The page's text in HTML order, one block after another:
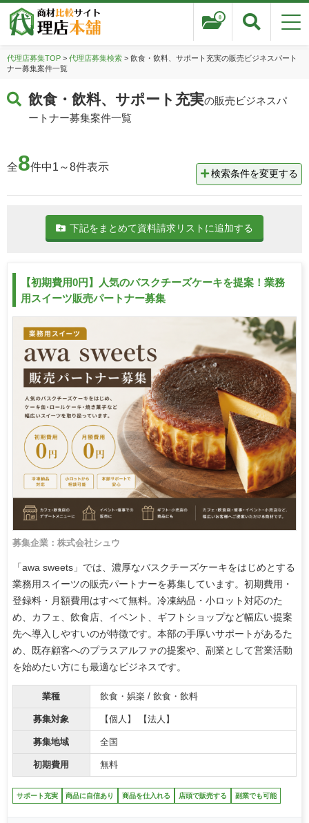
0
代理店募集TOP> 代理店募集検索> 飲食・飲料、サポート充実の販売ビジネスパート
ナー募集案件一覧
飲食・飲料、サポート充実の販売ビジネスパ
ートナー募集案件一覧
全8件中1～8件表示
検索条件を変更する
下記をまとめて資料請求リストに追加する
【初期費用0円】人気のバスクチーズケーキを提案！業務
用スイーツ販売パートナー募集
募集企業：株式会社シュウ
「awa sweets」では、濃厚なバスクチーズケーキをはじめとする
業務用スイーツの販売パートナーを募集しています。初期費用・
登録料・月額費用はすべて無料。冷凍納品・小ロット対応のた
め、カフェ、飲食店、イベント、ギフトショップなど幅広い提案
先へ導入しやすいのが特徴です。本部の手厚いサポートがあるた
め、既存顧客へのプラスアルファの提案や、副業として営業活動
を始めたい方にも最適なビジネスです。
業種 飲食・娯楽 / 飲食・飲料
募集対象 【個人】 【法人】
募集地域 全国
初期費用 無料
サポート充実 商品に自信あり 商品を仕入れる 店頭で販売する 副業でも可能